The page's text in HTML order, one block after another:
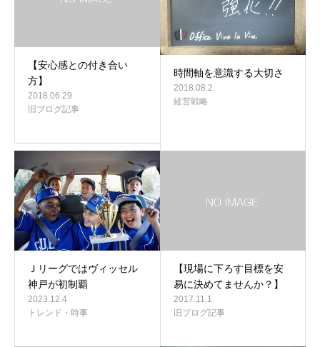
【安心感との付き合い
方】
2018.06.29
旧ブログ記事
時間軸を意識する大切さ
2018.08.2
経営戦略
Ｊリーグではヴィッセル
神戸が初制覇
2023.12.4
トレンド・時事
【現場に下ろす目標を安
易に決めてませんか？】
2017.11.1
旧ブログ記事